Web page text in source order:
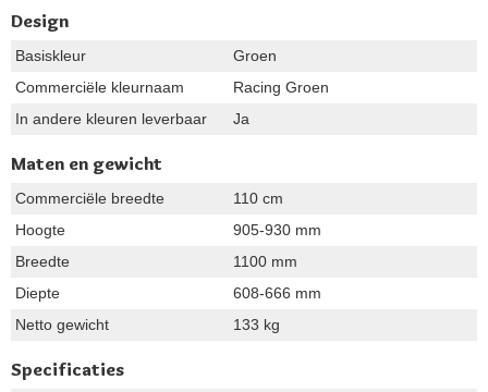
Design
Basiskleur
Groen
Commerciële kleurnaam
Racing Groen
In andere kleuren leverbaar
Ja
Maten en gewicht
Commerciële breedte
110 cm
Hoogte
905-930 mm
Breedte
1100 mm
Diepte
608-666 mm
Netto gewicht
133 kg
Specificaties